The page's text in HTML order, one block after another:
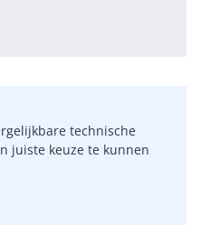
technische
juiste keuze te kunnen